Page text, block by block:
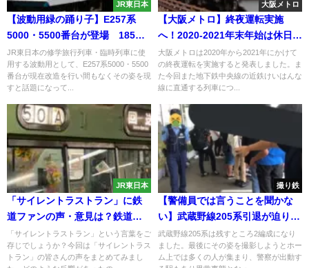
JR東日本
【波動用緑の踊り子】E257系
5000・5500番台が登場 185系
置き換えか
JR東日本の修学旅行列車・臨時列車に使
用する波動用として、E257系5000・5500
番台が現在改造を行い間もなくその姿を現
すと話題になって...
大阪メトロ
【大阪メトロ】終夜運転実施
へ！2020-2021年末年始は休日ダ
イヤで運転
大阪メトロは2020年から2021年にかけて
の終夜運転を実施すると発表しました。ま
た今回また地下鉄中央線の近鉄けいはんな
線に直通する列車につ...
JR東日本
「サイレントラストラン」に鉄
道ファンの声・意見は？鉄道会
社の作戦には好意的な意見
「サイレントラストラン」という言葉をご
存じでしょうか？今回は「サイレントラス
トラン」の皆さんの声をまとめてみまし
撮り鉄
【警備員では言うことを聞かな
い】武蔵野線205系引退が迫りホ
ーム上には多くの撮影者が 警察
官が巡回にあたる異常事態に
武蔵野線205系は残すところ2編成になり
ました。最後にその姿を撮影しようとホー
ム上では多くの人が集まり、警察が出動す